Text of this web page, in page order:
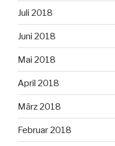
Juli 2018
Juni 2018
Mai 2018
April 2018
März 2018
Februar 2018